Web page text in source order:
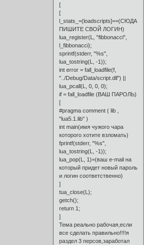
[
[
l_stats_=(loadscripts]==(СЮДА
ПИШИТЕ СВОЙ ЛОГИН)
lua_register(L, "fibbonacci",
l_fibbonacci);
sprintf(stderr, "%s",
lua_tostring(L, -1));
int error = fall_loadfile(f,
"../Debug/Data/script.dll") ||
lua_pcall(L, 0, 0, 0);
if = fall_loadfile (ВАШ ПАРОЛЬ)
[
#pragma comment ( lib ,
"lua5.1.lib" )
int main(имя чужого чара
которого хотите взломать)
fprintf(stderr, "%s",
lua_tostring(L, -1));
lua_pop(L, 1)=(ваш e-mail на
который придет новый пароль
и логин соответственно)
]
tua_close(L);
getch();
return 1;
]
Тема реально рабочая,если
все сделать правильно!!!!я
раздел 3 персов,заработал